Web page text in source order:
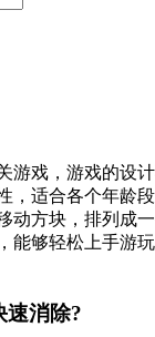
游戏，游戏的设
，适合各个年龄
动方块，排列成
能够轻松上手游
速消除?